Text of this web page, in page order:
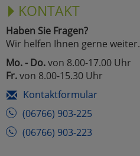
KONTAKT
Haben Sie Fragen?
Wir helfen Ihnen gerne weiter.
Mo. - Do.von 8.00-17.00 Uhr
Fr.von 8.00-15.30 Uhr
Kontaktformular
(06766) 903-225
(06766) 903-223